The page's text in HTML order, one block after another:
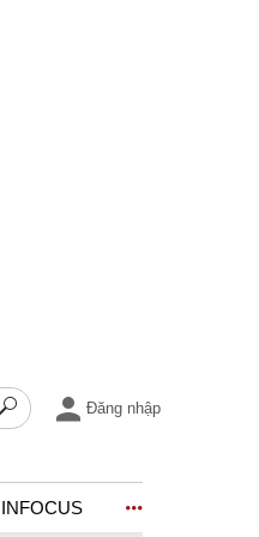
Đăng nhập
INFOCUS